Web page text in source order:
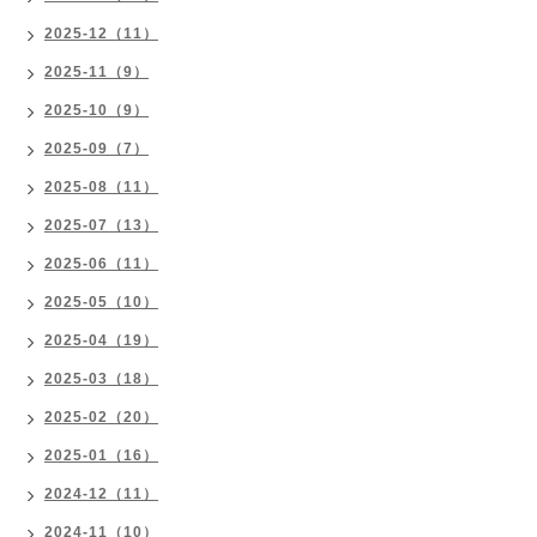
2025-12（11）
2025-11（9）
2025-10（9）
2025-09（7）
2025-08（11）
2025-07（13）
2025-06（11）
2025-05（10）
2025-04（19）
2025-03（18）
2025-02（20）
2025-01（16）
2024-12（11）
2024-11（10）